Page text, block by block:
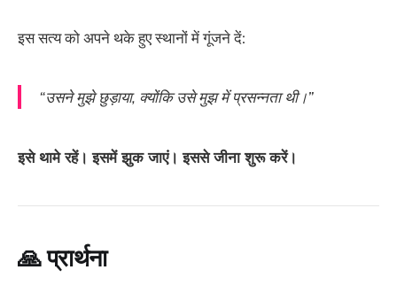
इस सत्य को अपने थके हुए स्थानों में गूंजने दें:
“उसने मुझे छुड़ाया, क्योंकि उसे मुझ में प्रसन्नता थी।”
इसे थामे रहें। इसमें झुक जाएं। इससे जीना शुरू करें।
🙏 प्रार्थना